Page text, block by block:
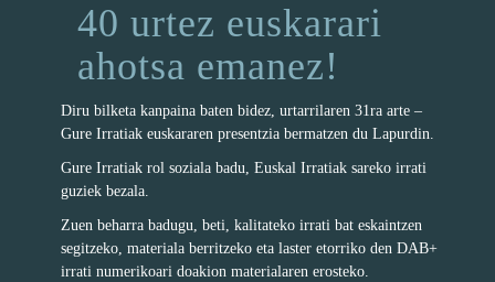
40 urtez euskarari
ahotsa emanez!
Diru bilketa kanpaina baten bidez, urtarrilaren 31ra arte –
Gure Irratiak euskararen presentzia bermatzen du Lapurdin.
Gure Irratiak rol soziala badu, Euskal Irratiak sareko irrati
guziek bezala.
Zuen beharra badugu, beti, kalitateko irrati bat eskaintzen
segitzeko, materiala berritzeko eta laster etorriko den DAB+
irrati numerikoari doakion materialaren erosteko.